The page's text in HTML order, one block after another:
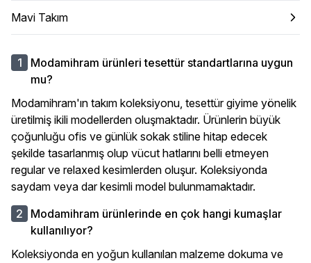
Mavi Takım
Modamihram ürünleri tesettür standartlarına uygun
mu?
Modamihram'ın takım koleksiyonu, tesettür giyime yönelik
üretilmiş ikili modellerden oluşmaktadır. Ürünlerin büyük
çoğunluğu ofis ve günlük sokak stiline hitap edecek
şekilde tasarlanmış olup vücut hatlarını belli etmeyen
regular ve relaxed kesimlerden oluşur. Koleksiyonda
saydam veya dar kesimli model bulunmamaktadır.
Modamihram ürünlerinde en çok hangi kumaşlar
kullanılıyor?
Koleksiyonda en yoğun kullanılan malzeme dokuma ve